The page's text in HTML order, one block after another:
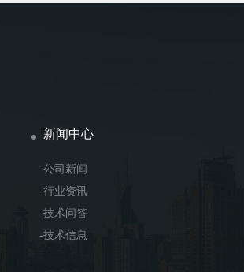
新闻中心
-公司新闻
-行业资讯
-技术问答
-技术信息